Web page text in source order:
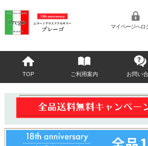
マイページへロ
TOP ご利用案内 お問い